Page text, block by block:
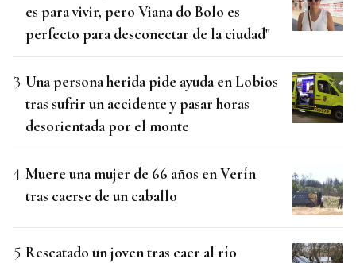
es para vivir, pero Viana do Bolo es
perfecto para desconectar de la ciudad"
Una persona herida pide ayuda en Lobios
tras sufrir un accidente y pasar horas
desorientada por el monte
Muere una mujer de 66 años en Verín
tras caerse de un caballo
Rescatado un joven tras caer al río